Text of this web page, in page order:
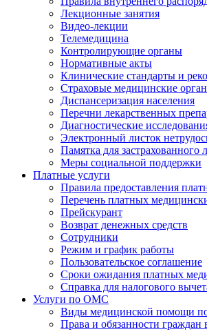
Лекционные занятия
Видео-лекции
Телемедицина
Контролирующие органы
Нормативные акты
Клинические стандарты и
Страховые медицинские
Диспансеризация населения
Перечни лекарственных
Диагностические
Электронный листок
Памятка для застрахованного
Меры социальной поддержки
Платные услуги
Правила предоставления
Перечень платных
Прейскурант
Возврат денежных средств
Сотрудники
Режим и график работы
Пользовательское соглашение
Сроки ожидания платных
Справка для налогового
Услуги по ОМС
Виды медицинской помощи
Права и обязанности граждан